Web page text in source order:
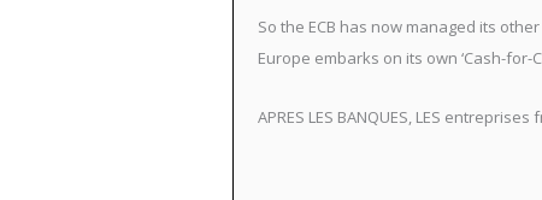
So the ECB has now managed its
Europe embarks on its own ‘Cash-for-
APRES LES BANQUES, LES entreprises